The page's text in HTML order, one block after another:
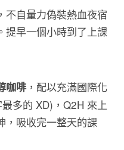
不自量力偽裝熱血夜宿
提早一個小時到了上課
咖啡，配以充滿國際化
多的 XD)，Q2H 來上
，吸收完一整天的課